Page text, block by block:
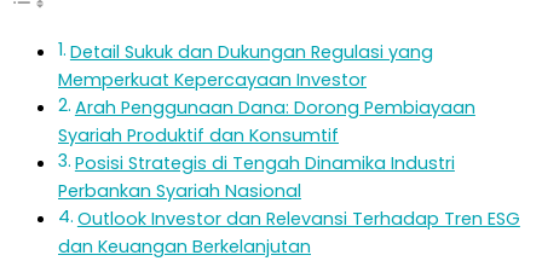
Detail Sukuk dan Dukungan Regulasi yang
Memperkuat Kepercayaan Investor
Arah Penggunaan Dana: Dorong Pembiayaan
Syariah Produktif dan Konsumtif
Posisi Strategis di Tengah Dinamika Industri
Perbankan Syariah Nasional
Outlook Investor dan Relevansi Terhadap Tren ESG
dan Keuangan Berkelanjutan